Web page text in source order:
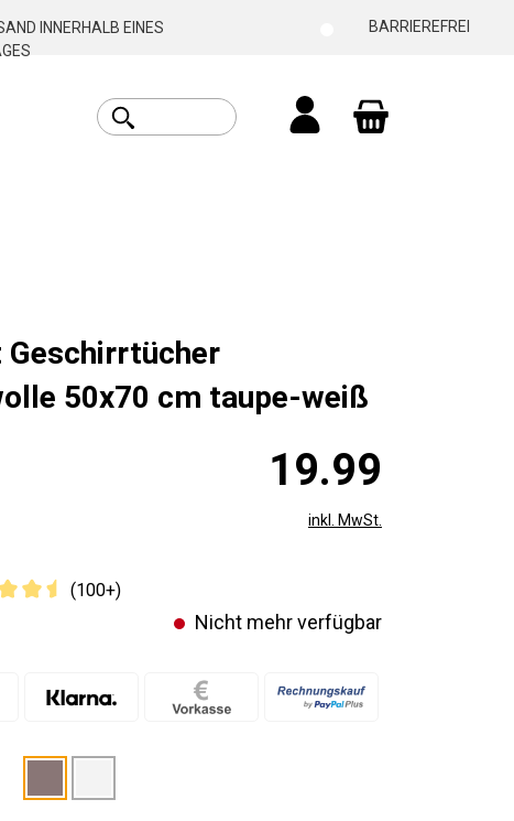
INNERHALB EINES
BARRIEREFREI
Geschirrtücher
50x70 cm taupe-weiß
19.99
inkl. MwSt.
(100+)
Nicht mehr verfügbar